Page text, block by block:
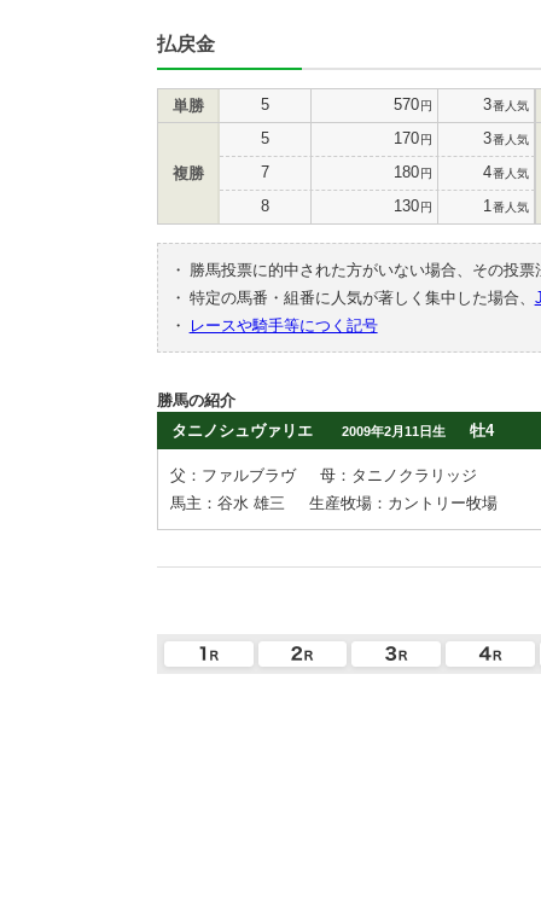
払戻金
単勝 5 570円 3番人気
複勝
5 170円 3番人気
7 180円 4番人気
8 130円 1 番人気
・
勝馬投票に的中された方がいない場合、その投
・ 特定の馬番・組番に人気が著しく集中した場合、
・
レースや騎手等につく記号
勝馬の紹介
タニノシュヴァリエ
2009年2月11日生 牡4
父：ファルブラヴ
母：タニノクラリッジ
馬主：谷水 雄三
生産牧場：カントリー牧場